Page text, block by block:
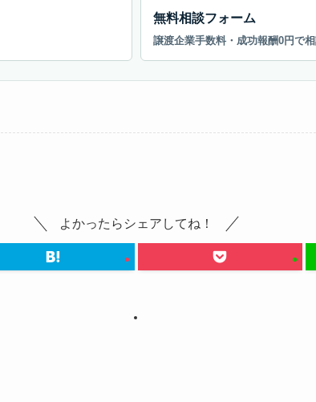
無料相談フォーム
譲渡企業手数料・成功報酬0円で
よかったらシェアしてね！